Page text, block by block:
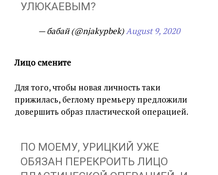
УЛЮКАЕВЫМ?
— бабай (@njakypbek)August 9, 2020
Лицо смените
Для того, чтобы новая личность таки
прижилась, беглому премьеру предложили
довершить образ пластической операцией.
ПО МОЕМУ, УРИЦКИЙ УЖЕ
ОБЯЗАН ПЕРЕКРОИТЬ ЛИЦО